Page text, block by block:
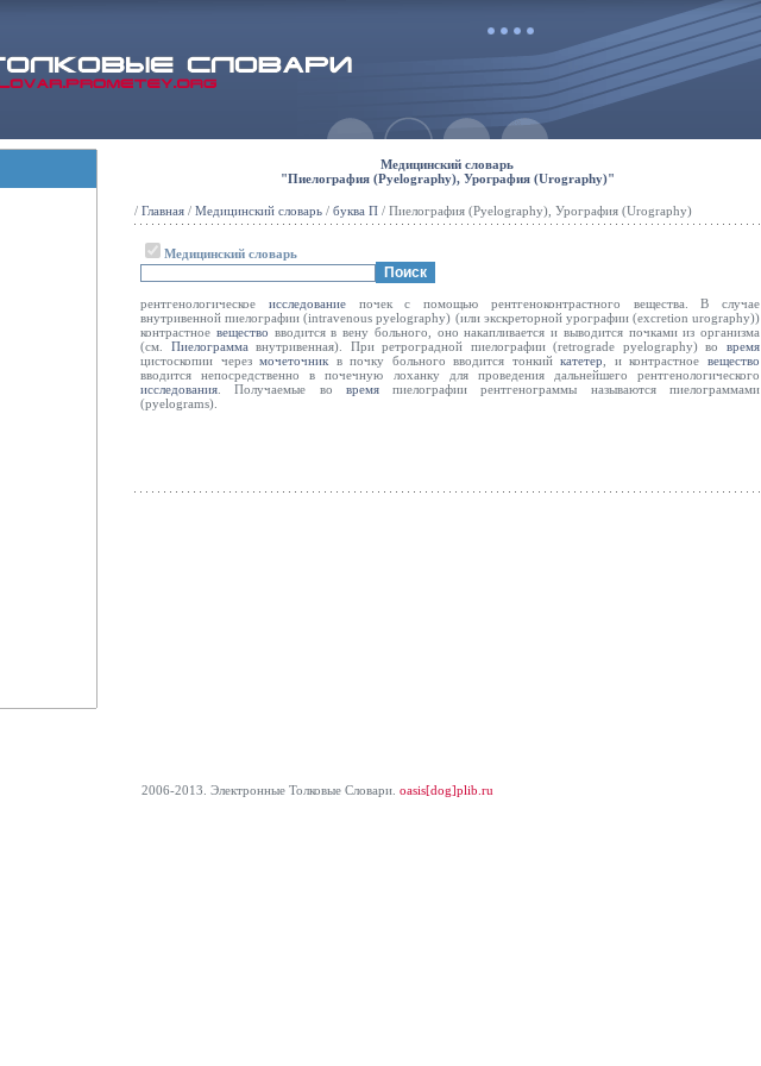
Медицинский словарь
"Пиелография (Pyelography), Урография (Urography)"
/ Главная / Медицинский словарь / буква П / Пиелография (Pyelography), Урография (Urography)
Медицинский словарь
рентгенологическое исследованиепочек с помощью рентгеноконтрастного вещества. В случае
внутривенной пиелографии (intravenous pyelography) (или экскреторной урографии (excretion urography))
контрастное вещество вводится в вену больного, оно накапливается и выводится почками из организма
(см. Пиелограмма внутривенная). При ретроградной пиелографии (retrograde pyelography) вовремя
цистоскопии черезмочеточник в почку больного вводится тонкийкатетер , и контрастноевещество
вводится непосредственно в почечную лоханку для проведения дальнейшего рентгенологического
исследования . Получаемые во времяпиелографии рентгенограммы называются пиелограммами
(pyelograms).
2006-2013. Электронные Толковые Cловари. oasis[dog]plib.ru